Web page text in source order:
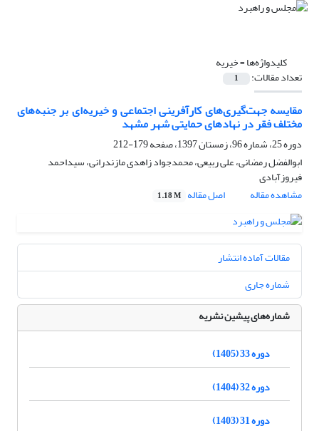
کلیدواژه‌ها =خیریه
تعداد مقالات: 1
مقایسه جهت‌گیری‌های کارآفرینی اجتماعی و خیریه‌ای بر جنبه‌های
مختلف فقر در نهادهای حمایتی شهر مشهد
دوره 25، شماره 96، زمستان 1397، صفحه
179-212
ابوالفضل رمضانی، علی ربیعی، محمدجواد زاهدی مازندرانی، سیداحمد
فیروزآبادی
مشاهده مقاله
اصل مقاله 1.18 M
مقالات آماده انتشار
شماره جاری
شماره‌های پیشین نشریه
دوره 33 (1405)
دوره 32 (1404)
دوره 31 (1403)